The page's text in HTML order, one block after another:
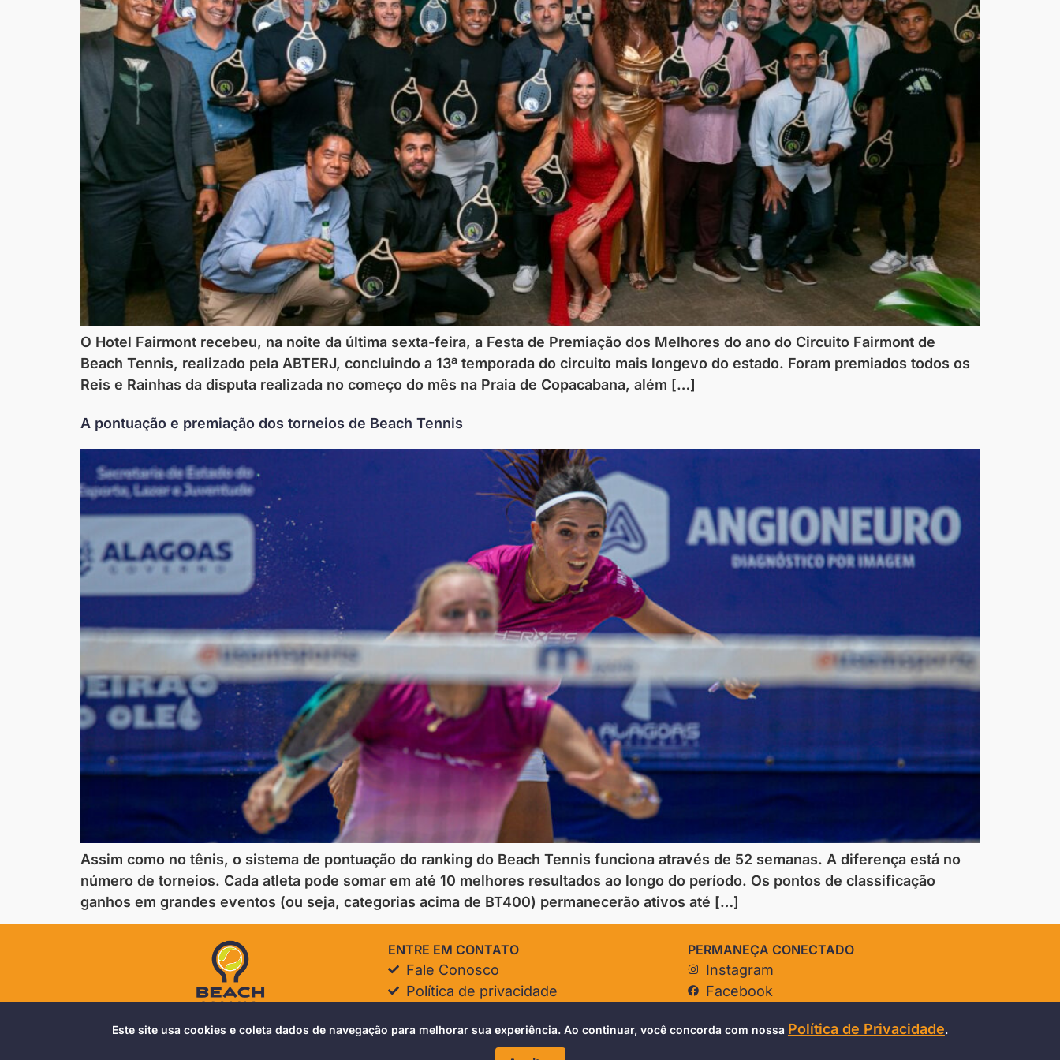
O Hotel Fairmont recebeu, na noite da última sexta-feira, a Festa de Premiação dos Melhores do ano do Circuito Fairmont de
Beach Tennis, realizado pela ABTERJ, concluindo a 13ª temporada do circuito mais longevo do estado. Foram premiados todos os
Reis e Rainhas da disputa realizada no começo do mês na Praia de Copacabana, além […]
A pontuação e premiação dos torneios de Beach Tennis
Assim como no tênis, o sistema de pontuação do ranking do Beach Tennis funciona através de 52 semanas. A diferença está no
número de torneios. Cada atleta pode somar em até 10 melhores resultados ao longo do período. Os pontos de classificação
ganhos em grandes eventos (ou seja, categorias acima de BT400) permanecerão ativos até […]
ENTRE EM CONTATO
Fale Conosco
Política de privacidade
PERMANEÇA CONECTADO
Instagram
Facebook
TikTok
Este site usa cookies e coleta dados de navegação para melhorar sua experiência. Ao continuar, você concorda com nossa Política de Privacidade.